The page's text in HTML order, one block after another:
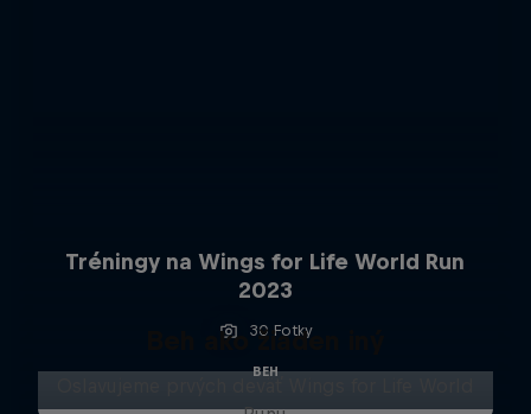
Tréningy na Wings for Life World Run
2023
30 Fotky
BEH
Beh ako žiaden iný